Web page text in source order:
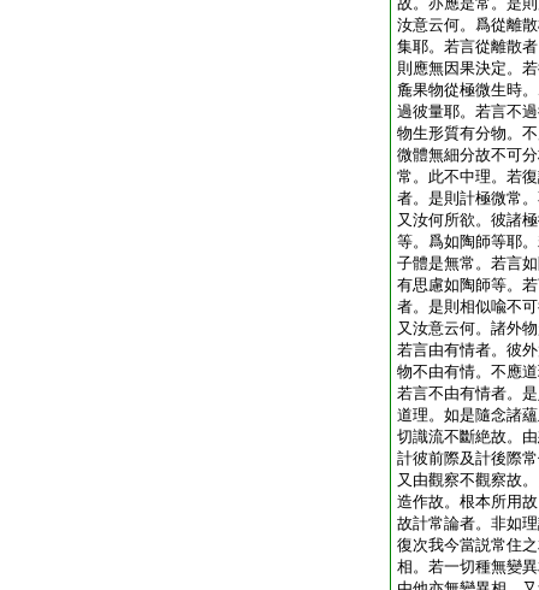
汝意云何。爲從離
集耶。若言從離散
則應無因果決定。
麁果物從極微生時
過彼量耶。若言不
物生形質有分物。
微體無細分故不可
常。此不中理。若
者。是則計極微常
又汝何所欲。彼諸
等。爲如陶師等耶
子體是無常。若言
有思慮如陶師等。
者。是則相似喩不
又汝意云何。諸外
若言由有情者。彼
物不由有情。不應
若言不由有情者。
道理。如是隨念諸
切識流不斷絶故。
計彼前際及計後際
又由觀察不觀察故
造作故。根本所用
故計常論者。非如
復次我今當説常住
相。若一切種無變